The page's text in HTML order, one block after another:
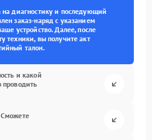
на диагностику и последующий
заказ-наряд с указанием
устройство. Далее, после
техники, вы получите акт
талон.
и какой
проводить